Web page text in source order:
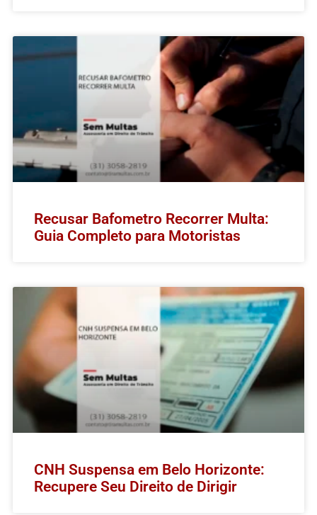
Recusar Bafometro Recorrer Multa:
Guia Completo para Motoristas
CNH Suspensa em Belo Horizonte:
Recupere Seu Direito de Dirigir